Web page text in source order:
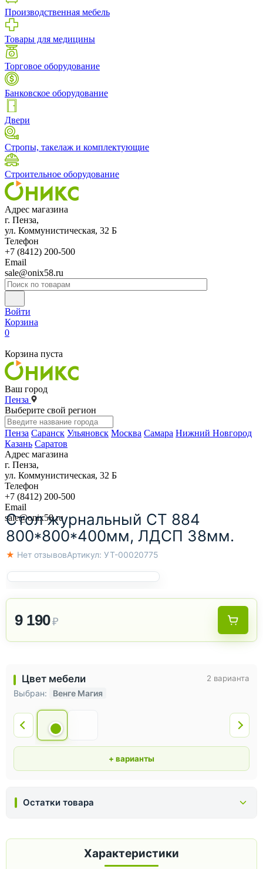
Производственная мебель
Товары для медицины
Торговое оборудование
Банковское оборудование
Двери
Стропы, такелаж и комплектующие
Строительное оборудование
Адрес магазина
г. Пенза,
ул. Коммунистическая, 32 Б
Телефон
+7 (8412) 200-500
Email
sale@onix58.ru
Войти
Корзина
0
Корзина пуста
Ваш город
Пенза
Выберите свой регион
Пенза Саранск Ульяновск Москва Самара Нижний Новгород
Казань Саратов
Адрес магазина
г. Пенза,
ул. Коммунистическая, 32 Б
Телефон
+7 (8412) 200-500
Email
sale@onix58.ru
Стол журнальный СТ 884
800*800*400мм, ЛДСП 38мм.
★ Нет отзывовАртикул: УТ-00020775
Цвет мебели
Выбран: Венге Магия
2 варианта
+ варианты
9 190₽
Остатки товара
Характеристики